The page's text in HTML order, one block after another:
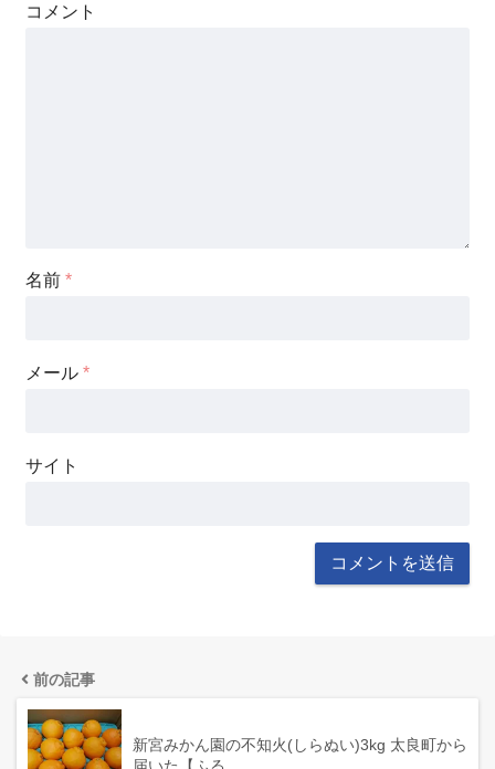
コメント
名前*
メール*
サイト
前の記事
新宮みかん園の不知火(しらぬい)3kg 太良町から